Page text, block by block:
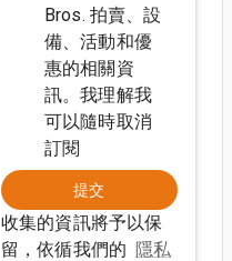
Bros. 拍賣、設
備、活動和優
惠的相關資
訊。我理解我
可以隨時取消
訂閱
提交
收集的資訊將予以保
留，依循我們的 隱私